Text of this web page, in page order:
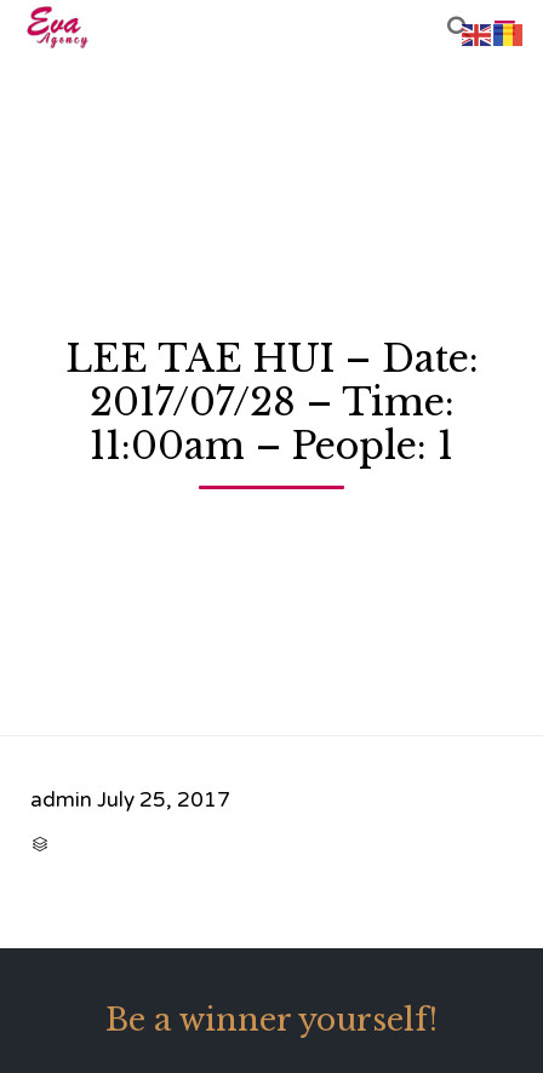

LEE TAE HUI – Date:
2017/07/28 – Time:
11:00am – People: 1
admin July 25, 2017

Be a winner yourself!